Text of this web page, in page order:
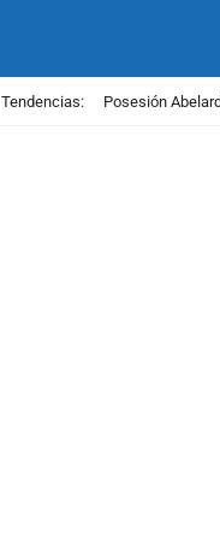
Tendencias: Posesión